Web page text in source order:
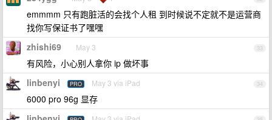
emmmm 只有跑脏活的会找个人租 到时候说不定就不是运营商
找你写保证书了嘿嘿
33
zhishi69 May 3
有风险，小心别人拿你 ip 做坏事
34
linbenyi PRO May 3 via iPad
6000 pro 96g 显存